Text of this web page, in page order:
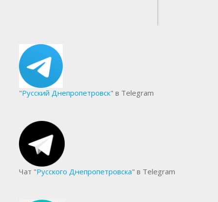
"Русский Днепропетровск" в Telegram
Чат "Русского Днепропетровска" в Telegram